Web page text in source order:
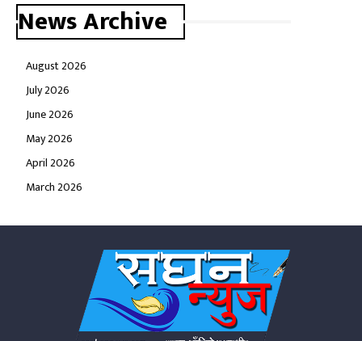
News Archive
August 2026
July 2026
June 2026
May 2026
April 2026
March 2026